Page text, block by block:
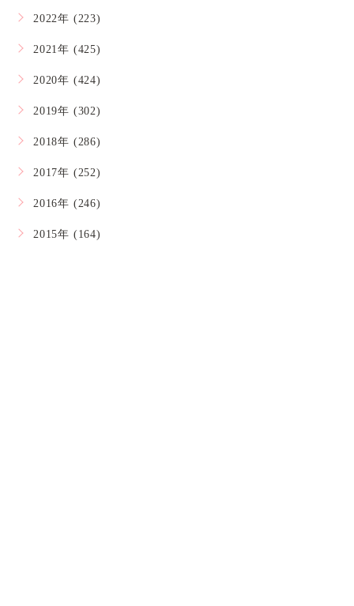
2022年 (223)
2021年 (425)
2020年 (424)
2019年 (302)
2018年 (286)
2017年 (252)
2016年 (246)
2015年 (164)